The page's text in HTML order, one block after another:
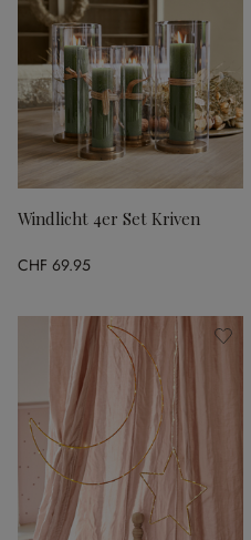
Windlicht 4er Set Kriven
CHF 69.95